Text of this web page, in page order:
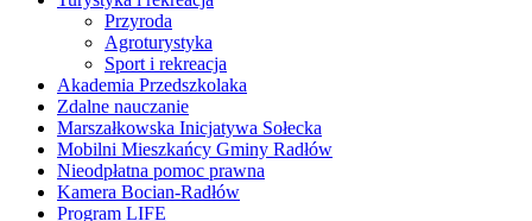
Przyroda
Agroturystyka
Sport i rekreacja
Akademia Przedszkolaka
Zdalne nauczanie
Marszałkowska Inicjatywa Sołecka
Mobilni Mieszkańcy Gminy Radłów
Nieodpłatna pomoc prawna
Kamera Bocian-Radłów
Program LIFE